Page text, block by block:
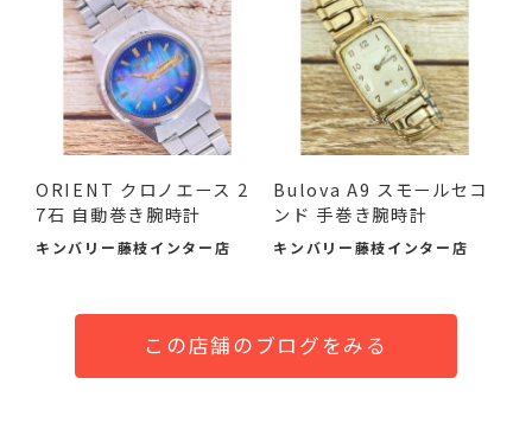
ORIENT クロノエース 2
7石 自動巻き腕時計
キンバリー藤枝インター店
Bulova A9 スモールセコ
ンド 手巻き腕時計
キンバリー藤枝インター店
この店舗のブログをみる